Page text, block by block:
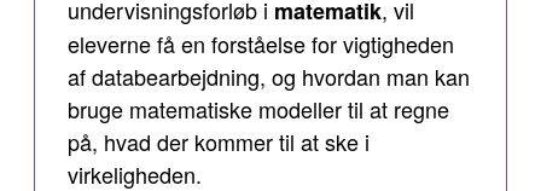
undervisningsforløb i matematik, vil
eleverne få en forståelse for vigtigheden
af databearbejdning, og hvordan man kan
bruge matematiske modeller til at regne
på, hvad der kommer til at ske i
virkeligheden.